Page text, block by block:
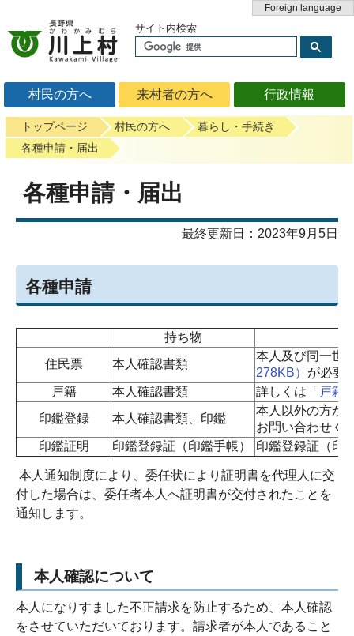
Foreign language
村民の方へ 来村者の方へ 行政情報
サイト内検索
トップページ 村民の方へ
暮らし・手続き
各種申請・届出
各種申請・届出
最終更新日：2023年9月5日
各種申請
持ち物
住民票
本人確認書類
本人及び同一世
278KB） が必要
戸籍
本人確認書類 詳しくは「 戸籍
印鑑登録
本人確認書類、印鑑
本人以外の方か
お問い合わせく
印鑑証明
印鑑登録証（印鑑手帳） 印鑑登録証（印
本人通知制度により、委任状により証明書を代理人に交
付した場合は、委任者本人へ証明書が交付されたことを
通知します。
本人確認について
本人になりすました不正請求を防止するため、本人確認
をさせていただいております。請求者が本人であること